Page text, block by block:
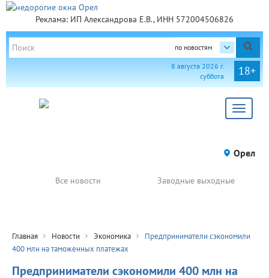
Реклама: ИП Александрова Е.В., ИНН 572004506826
по новостям
18+
8 августа 2026 г.
суббота
Toggle
Орел
Все новости Заводные выходные
Главная Новости Экономика
Предприниматели сэкономили
400 млн на таможенных платежах
Предприниматели сэкономили 400 млн на